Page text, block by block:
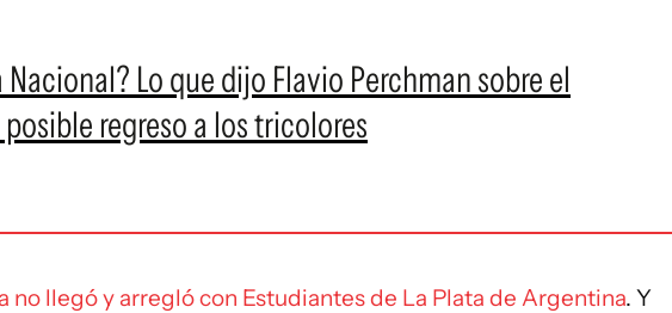
Nacional? Lo que dijo Flavio Perchman sobre el
regreso a los tricolores
no llegó y arregló con Estudiantes de La Plata de Argentina. Y